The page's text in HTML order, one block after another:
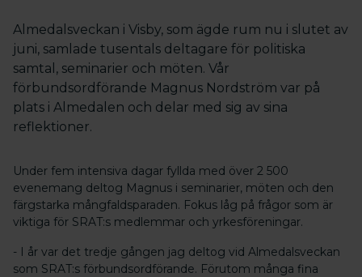
Almedalsveckan i Visby, som ägde rum nu i slutet av
juni, samlade tusentals deltagare för politiska
samtal, seminarier och möten. Vår
förbundsordförande Magnus Nordström var på
plats i Almedalen och delar med sig av sina
reflektioner.
Under fem intensiva dagar fyllda med över 2 500
evenemang deltog Magnus i seminarier, möten och den
färgstarka mångfaldsparaden. Fokus låg på frågor som är
viktiga för SRAT:s medlemmar och yrkesföreningar.
- I år var det tredje gången jag deltog vid Almedalsveckan
som SRAT:s förbundsordförande. Förutom många fina